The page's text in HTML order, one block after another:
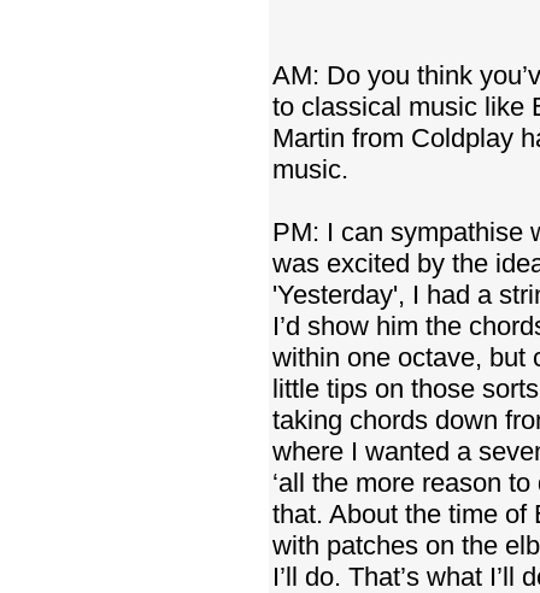
AM: Do you think
to classical music like
Martin from Coldplay
music.
PM: I can sympathise
was excited by the
'Yesterday', I had a
I’d show him the
within one octave, but
little tips on those
taking chords down
where I wanted a
‘all the more reason
that. About the time of
with patches on the
I’ll do. That’s what I’ll